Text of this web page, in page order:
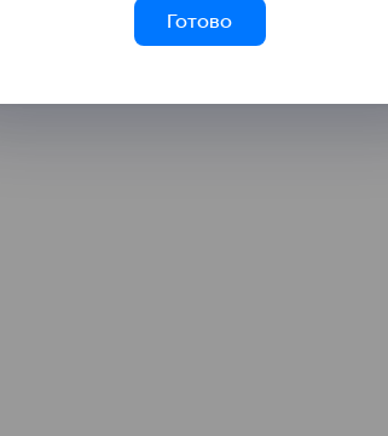
финансово-экономическое
Готово